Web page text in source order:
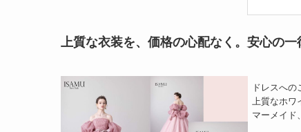
上質な衣装を、価格の心配なく。安心の一
ドレスへの
上質なホ
マーメイド